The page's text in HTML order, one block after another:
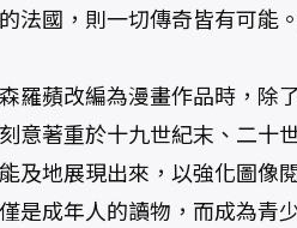
法國，則一切傳奇皆有可能
羅蘋改編為漫畫作品時，除
意著重於十九世紀末、二十
及地展現出來，以強化圖像
是成年人的讀物，而成為青